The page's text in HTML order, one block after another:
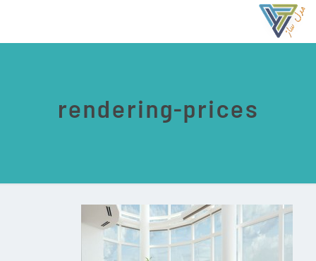
rendering-prices